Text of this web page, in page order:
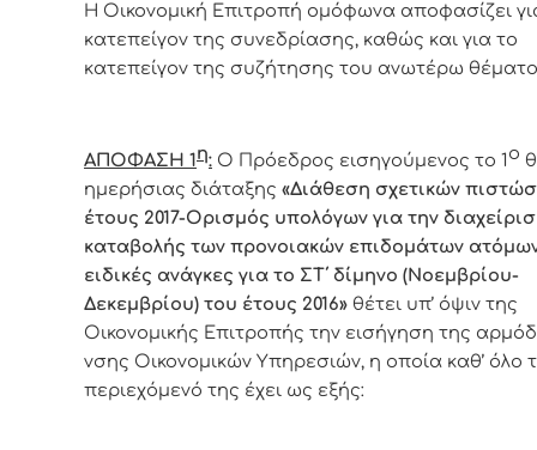
Η Οικονομική Επιτροπή ομόφωνα αποφασίζει
κατεπείγον της συνεδρίασης, καθώς και για το
κατεπείγον της συζήτησης του ανωτέρω
ΑΠΟΦΑΣΗ 1 η: Ο Πρόεδρος εισηγούμενος το 1 ο
ημερήσιας διάταξης «Διάθεση σχετικών
έτους 2017-Ορισμός υπολόγων για την
καταβολής των προνοιακών επιδομάτων
ειδικές ανάγκες για το ΣΤ΄ δίμηνο (Νοεμβρίου-
Δεκεμβρίου) του έτους 2016» θέτει υπ’ όψιν της
Οικονομικής Επιτροπής την εισήγηση της
νσης Οικονομικών Υπηρεσιών, η οποία καθ’ όλο
περιεχόμενό της έχει ως εξής: